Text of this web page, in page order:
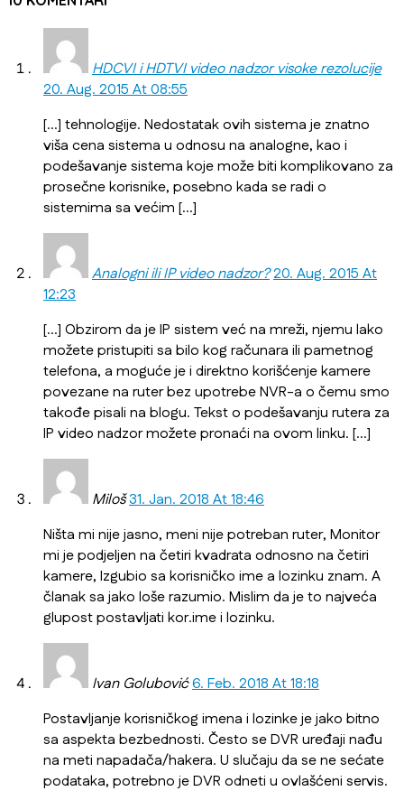
HDCVI i HDTVI video nadzor visoke rezolucije
20. Aug. 2015 At 08:55
[…] tehnologije. Nedostatak ovih sistema je znatno
viša cena sistema u odnosu na analogne, kao i
podešavanje sistema koje može biti komplikovano za
prosečne korisnike, posebno kada se radi o
sistemima sa većim […]
Analogni ili IP video nadzor?20. Aug. 2015 At
12:23
[…] Obzirom da je IP sistem već na mreži, njemu lako
možete pristupiti sa bilo kog računara ili pametnog
telefona, a moguće je i direktno korišćenje kamere
povezane na ruter bez upotrebe NVR-a o čemu smo
takođe pisali na blogu. Tekst o podešavanju rutera za
IP video nadzor možete pronaći na ovom linku. […]
Miloš31. Jan. 2018 At 18:46
Ništa mi nije jasno, meni nije potreban ruter, Monitor
mi je podjeljen na četiri kvadrata odnosno na četiri
kamere, Izgubio sa korisničko ime a lozinku znam. A
članak sa jako loše razumio. Mislim da je to najveća
glupost postavljati kor.ime i lozinku.
Ivan Golubović6. Feb. 2018 At 18:18
Postavljanje korisničkog imena i lozinke je jako bitno
sa aspekta bezbednosti. Često se DVR uređaji nađu
na meti napadača/hakera. U slučaju da se ne sećate
podataka, potrebno je DVR odneti u ovlašćeni servis.